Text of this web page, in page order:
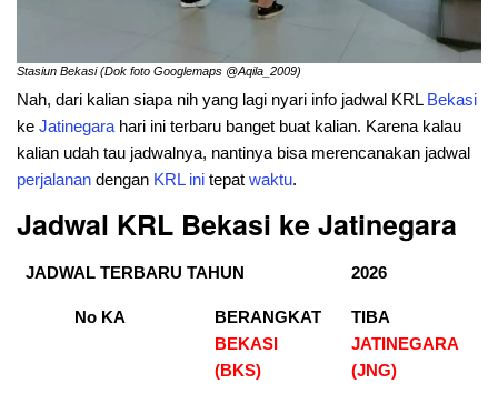
Stasiun Bekasi (Dok foto Googlemaps @Aqila_2009)
Nah, dari kalian siapa nih yang lagi nyari info jadwal KRL Bekasi
ke Jatinegarahari ini terbaru banget buat kalian. Karena kalau
kalian udah tau jadwalnya, nantinya bisa merencanakan jadwal
perjalanan dengan KRL ini tepat waktu.
Jadwal KRL Bekasi ke Jatinegara
JADWAL TERBARU TAHUN 2026
No KA
BERANGKAT
BEKASI
(BKS)
TIBA
JATINEGARA
(JNG)